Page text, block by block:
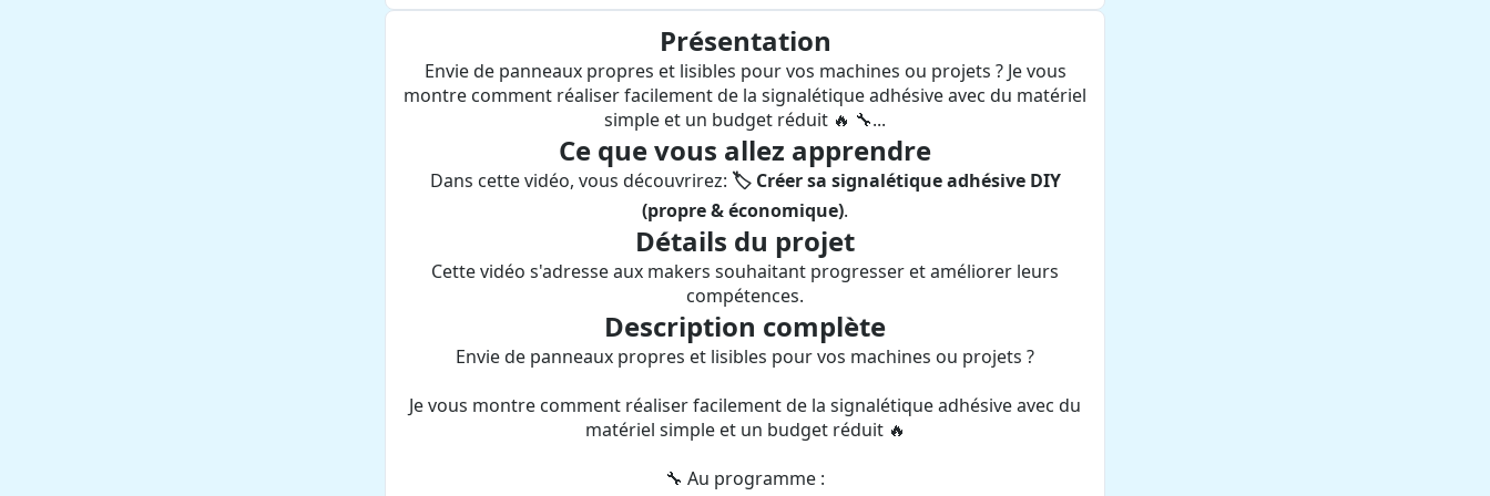
Présentation
Envie de panneaux propres et lisibles pour vos machines ou projets ? Je vous
montre comment réaliser facilement de la signalétique adhésive avec du matériel
simple et un budget réduit 🔥 🔧...
Ce que vous allez apprendre
Dans cette vidéo, vous découvrirez: 🏷️ Créer sa signalétique adhésive DIY
(propre & économique).
Détails du projet
Cette vidéo s'adresse aux makers souhaitant progresser et améliorer leurs
compétences.
Description complète
Envie de panneaux propres et lisibles pour vos machines ou projets ?
Je vous montre comment réaliser facilement de la signalétique adhésive avec du
matériel simple et un budget réduit 🔥
🔧 Au programme :